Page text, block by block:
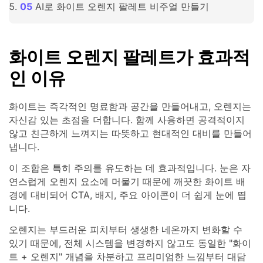
AI로 화이트 오렌지 팔레트 비주얼 만들기
화이트 오렌지 팔레트가 효과적
인 이유
화이트는 즉각적인 명료함과 공간을 만들어내고, 오렌지는
자신감 있는 초점을 더합니다. 함께 사용하면 공격적이지
않고 친근하게 느껴지는 따뜻하고 현대적인 대비를 만들어
냅니다.
이 조합은 특히 주의를 유도하는 데 효과적입니다. 눈은 자
연스럽게 오렌지 요소에 머물기 때문에 깨끗한 화이트 배
경에 대비되어 CTA, 배지, 주요 아이콘이 더 쉽게 눈에 띕
니다.
오렌지는 부드러운 피치부터 생생한 네온까지 변화할 수
있기 때문에, 전체 시스템을 변경하지 않고도 동일한 "화이
트 + 오렌지" 개념을 차분하고 프리미엄한 느낌부터 대담